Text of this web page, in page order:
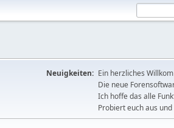
Neuigkeiten: Ein herzliches
Die neue
Ich hoffe das alle
Probiert euch aus